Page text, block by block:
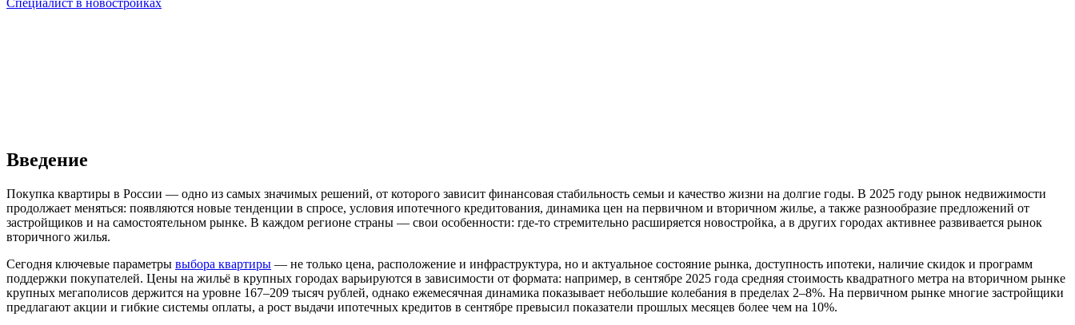
Введение
Покупка квартиры в России — одно из самых значимых решений, от которого зависит финансовая стабильность семьи и качество жизни на долгие годы. В 2025 году рынок недвижимости
продолжает меняться: появляются новые тенденции в спросе, условия ипотечного кредитования, динамика цен на первичном и вторичном жилье, а также разнообразие предложений от
застройщиков и на самостоятельном рынке. В каждом регионе страны — свои особенности: где-то стремительно расширяется новостройка, а в других городах активнее развивается рынок
вторичного жилья.
Сегодня ключевые параметры выбора квартиры — не только цена, расположение и инфраструктура, но и актуальное состояние рынка, доступность ипотеки, наличие скидок и программ
поддержки покупателей. Цены на жильё в крупных городах варьируются в зависимости от формата: например, в сентябре 2025 года средняя стоимость квадратного метра на вторичном рынке
крупных мегаполисов держится на уровне 167–209 тысяч рублей, однако ежемесячная динамика показывает небольшие колебания в пределах 2–8%. На первичном рынке многие застройщики
предлагают акции и гибкие системы оплаты, а рост выдачи ипотечных кредитов в сентябре превысил показатели прошлых месяцев более чем на 10%.